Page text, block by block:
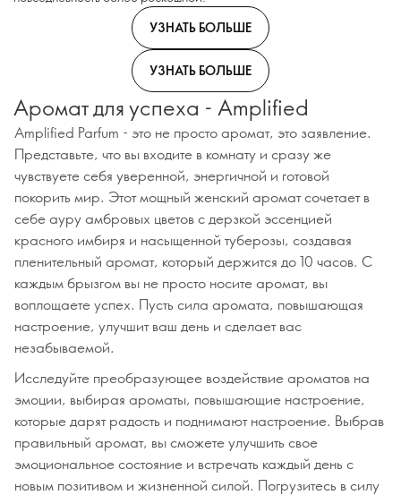
УЗНАТЬ БОЛЬШЕ
УЗНАТЬ БОЛЬШЕ
Аромат для успеха - Amplified
Amplified Parfum - это не просто аромат, это заявление.
Представьте, что вы входите в комнату и сразу же
чувствуете себя уверенной, энергичной и готовой
покорить мир. Этот мощный женский аромат сочетает в
себе ауру амбровых цветов с дерзкой эссенцией
красного имбиря и насыщенной туберозы, создавая
пленительный аромат, который держится до 10 часов. С
каждым брызгом вы не просто носите аромат, вы
воплощаете успех. Пусть сила аромата, повышающая
настроение, улучшит ваш день и сделает вас
незабываемой.
Исследуйте преобразующее воздействие ароматов на
эмоции, выбирая ароматы, повышающие настроение,
которые дарят радость и поднимают настроение. Выбрав
правильный аромат, вы сможете улучшить свое
эмоциональное состояние и встречать каждый день с
новым позитивом и жизненной силой. Погрузитесь в силу